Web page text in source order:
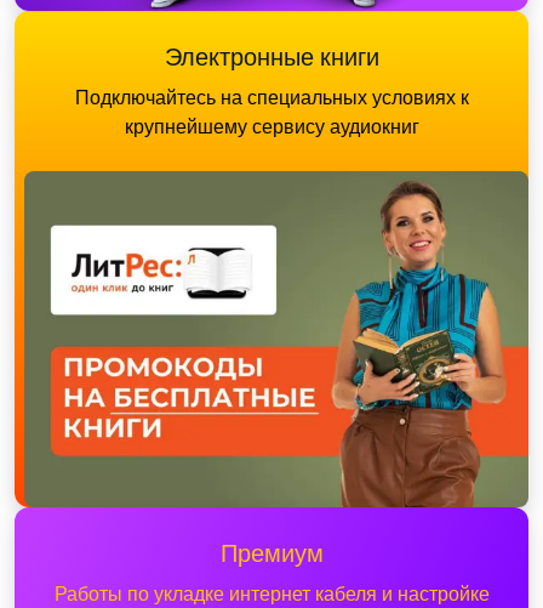
Электронные книги
Подключайтесь на специальных условиях к
крупнейшему сервису аудиокниг
Премиум
Работы по укладке интернет кабеля и настройке